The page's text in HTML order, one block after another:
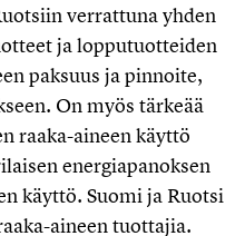
verrattuna yhden
ja lopputuotteiden
paksuus ja pinnoite,
On myös tärkeää
raaka-aineen käyttö
energiapanoksen
käyttö. Suomi ja Ruotsi
aineen tuottajia.